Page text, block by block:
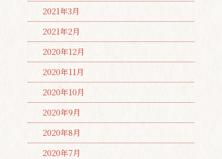
2021年3月
2021年2月
2020年12月
2020年11月
2020年10月
2020年9月
2020年8月
2020年7月